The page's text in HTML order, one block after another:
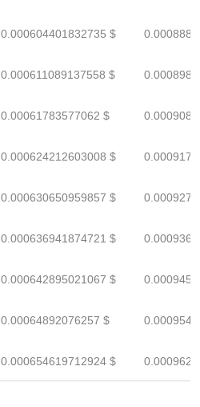
0.000604401832735 $
0.000611089137558 $
0.00061783577062 $
0.000624212603008 $
0.000630650959857 $
0.000636941874721 $
0.000642895021067 $
0.00064892076257 $
0.000654619712924 $